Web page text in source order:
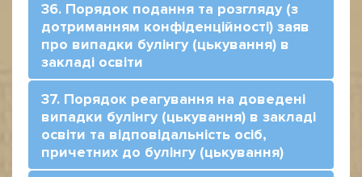
36. Порядок подання та розгляду (з
дотриманням конфіденційності) заяв
про випадки булінгу (цькування) в
закладі освіти
37. Порядок реагування на доведені
випадки булінгу (цькування) в закладі
освіти та відповідальність осіб,
причетних до булінгу (цькування)